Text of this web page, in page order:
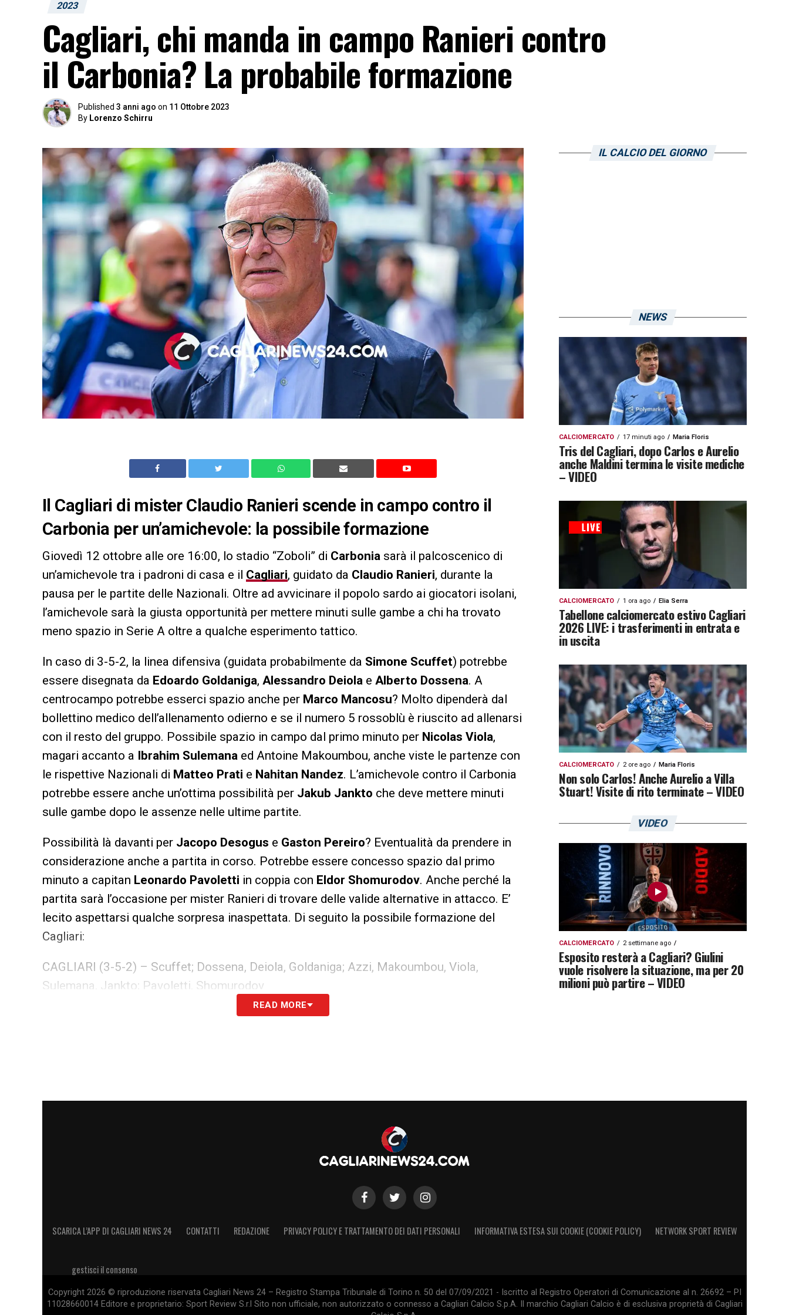
2023
Cagliari, chi manda in campo Ranieri contro
il Carbonia? La probabile formazione
Published 3 anni ago on 11 Ottobre 2023
By Lorenzo Schirru
Il Cagliari di mister Claudio Ranieri scende in campo contro il
Carbonia per un’amichevole: la possibile formazione
Giovedì 12 ottobre alle ore 16:00, lo stadio “Zoboli” di Carbonia sarà il palcoscenico di
un’amichevole tra i padroni di casa e il Cagliari, guidato da Claudio Ranieri, durante la
pausa per le partite delle Nazionali. Oltre ad avvicinare il popolo sardo ai giocatori isolani,
l’amichevole sarà la giusta opportunità per mettere minuti sulle gambe a chi ha trovato
meno spazio in Serie A oltre a qualche esperimento tattico.
In caso di 3-5-2, la linea difensiva (guidata probabilmente da Simone Scuffet) potrebbe
essere disegnata da Edoardo Goldaniga, Alessandro Deiola e Alberto Dossena. A
centrocampo potrebbe esserci spazio anche per Marco Mancosu? Molto dipenderà dal
bollettino medico dell’allenamento odierno e se il numero 5 rossoblù è riuscito ad allenarsi
con il resto del gruppo. Possibile spazio in campo dal primo minuto per Nicolas Viola,
magari accanto a Ibrahim Sulemana ed Antoine Makoumbou, anche viste le partenze con
le rispettive Nazionali di Matteo Prati e Nahitan Nandez. L’amichevole contro il Carbonia
potrebbe essere anche un’ottima possibilità per Jakub Jankto che deve mettere minuti
sulle gambe dopo le assenze nelle ultime partite.
Possibilità là davanti per Jacopo Desogus e Gaston Pereiro? Eventualità da prendere in
considerazione anche a partita in corso. Potrebbe essere concesso spazio dal primo
minuto a capitan Leonardo Pavoletti in coppia con Eldor Shomurodov. Anche perché la
partita sarà l’occasione per mister Ranieri di trovare delle valide alternative in attacco. E’
lecito aspettarsi qualche sorpresa inaspettata. Di seguito la possibile formazione del
Cagliari:
CAGLIARI (3-5-2) – Scuffet; Dossena, Deiola, Goldaniga; Azzi, Makoumbou, Viola,
Sulemana, Jankto; Pavoletti, Shomurodov
READ MORE
IL CALCIO DEL GIORNO
NEWS
CALCIOMERCATO 17 minuti ago Maria Floris
Tris del Cagliari, dopo Carlos e Aurelio
anche Maldini termina le visite mediche
– VIDEO
CALCIOMERCATO 1 ora ago Elia Serra
Tabellone calciomercato estivo Cagliari
2026 LIVE: i trasferimenti in entrata e
in uscita
CALCIOMERCATO 2 ore ago Maria Floris
Non solo Carlos! Anche Aurelio a Villa
Stuart! Visite di rito terminate – VIDEO
VIDEO
CALCIOMERCATO 2 settimane ago
Esposito resterà a Cagliari? Giulini
vuole risolvere la situazione, ma per 20
milioni può partire – VIDEO
SCARICA L’APP DI CAGLIARI NEWS 24 CONTATTI REDAZIONE PRIVACY POLICY E TRATTAMENTO DEI DATI PERSONALI INFORMATIVA ESTESA SUI COOKIE (COOKIE POLICY) NETWORK SPORT REVIEW
gestisci il consenso
Copyright 2026 © riproduzione riservata Cagliari News 24 – Registro Stampa Tribunale di Torino n. 50 del 07/09/2021 - Iscritto al Registro Operatori di Comunicazione al n. 26692 – PI
11028660014 Editore e proprietario: Sport Review S.r.l Sito non ufficiale, non autorizzato o connesso a Cagliari Calcio S.p.A. Il marchio Cagliari Calcio è di esclusiva proprietà di Cagliari